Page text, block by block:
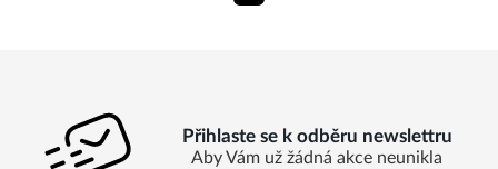
Přihlaste se k odběru newslettru
Aby Vám už žádná akce neunikla